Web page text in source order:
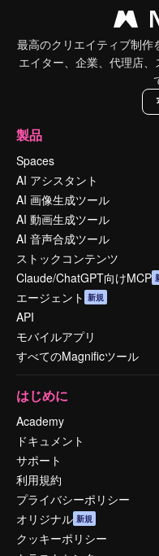
最高のクリエイティブ制作
エイター、企業、代理店
製品
Spaces
AI アシスタント
AI 画像生成ツール
AI 動画生成ツール
AI 音声合成ツール
ストックコンテンツ
Claude/ChatGPT向けMCP
エージェント 新規
API
モバイルアプリ
すべてのMagnificツール
はじめに
Academy
ドキュメント
サポート
利用規約
プライバシーポリシー
オリジナル 新規
クッキーポリシー